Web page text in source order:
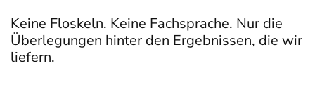
Keine Floskeln. Keine Fachsprache. Nur die
Überlegungen hinter den Ergebnissen, die wir
liefern.